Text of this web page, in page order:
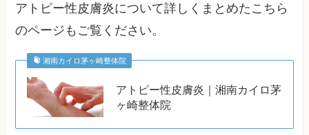
アトピー性皮膚炎について詳しくまとめたこちら
のページもご覧ください。
湘南カイロ茅ヶ崎整体院
アトピー性皮膚炎｜湘南カイロ茅
ヶ崎整体院